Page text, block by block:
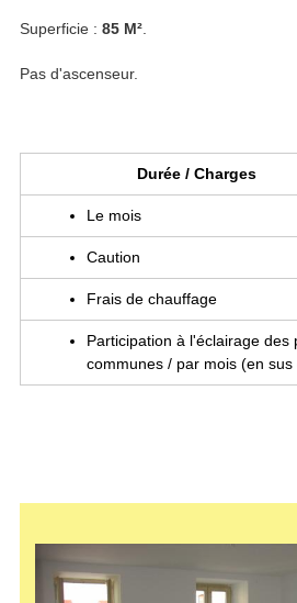
Superficie : 85 M²
Pas d'ascenseur.
Durée / Charges
Le mois
Caution
Frais de chauffage
Participation à l'éclairage des
communes / par mois (en sus